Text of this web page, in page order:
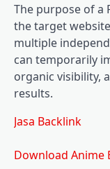
The purpose of a
the target
multiple
can temporarily
organic visibility,
results.
Jasa Backlink
Download Anime